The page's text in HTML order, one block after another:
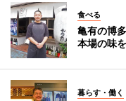
食べる
亀有の博
本場の味
暮らす・働く